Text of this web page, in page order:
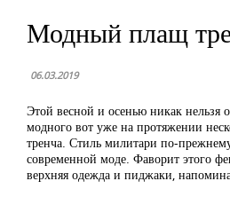
Модный плащ
06.03.2019
Этой весной и осенью никак нельзя
модного вот уже на протяжении
тренча. Стиль милитари по-
современной моде. Фаворит этого
верхняя одежда и пиджаки,